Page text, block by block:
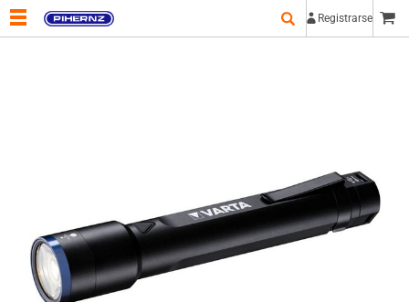
Registrarse